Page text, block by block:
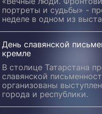
портреты и судьбы» -
неделе в одном из
День славянской
кремле
В столице Татарстана
славянской
организованы
города и республики.